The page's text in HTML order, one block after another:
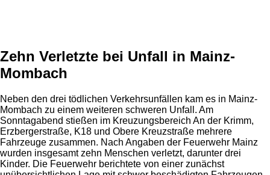
Zehn Verletzte bei Unfall in Mainz-
Mombach
Neben den drei tödlichen Verkehrsunfällen kam es in Mainz-
Mombach zu einem weiteren schweren Unfall. Am
Sonntagabend stießen im Kreuzungsbereich An der Krimm,
Erzbergerstraße, K18 und Obere Kreuzstraße mehrere
Fahrzeuge zusammen. Nach Angaben der Feuerwehr Mainz
wurden insgesamt zehn Menschen verletzt, darunter drei
Kinder. Die Feuerwehr berichtete von einer zunächst